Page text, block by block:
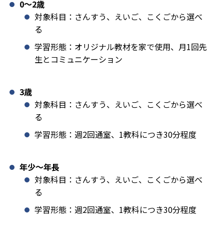
0〜2歳
対象科目：さんすう、えいご、こくごから選べ
る
学習形態：オリジナル教材を家で使用、月1回先
生とコミュニケーション
3歳
対象科目：さんすう、えいご、こくごから選べ
る
学習形態：週2回通室、1教科につき30分程度
年少〜年長
対象科目：さんすう、えいご、こくごから選べ
る
学習形態：週2回通室、1教科につき30分程度